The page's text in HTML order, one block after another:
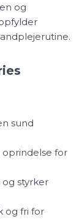
og
sund
oprindelse for
og styrker
og fri for